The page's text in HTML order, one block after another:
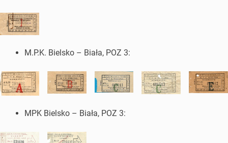
M.P.K. Bielsko – Biała, POZ 3:
MPK Bielsko – Biała, POZ 3: